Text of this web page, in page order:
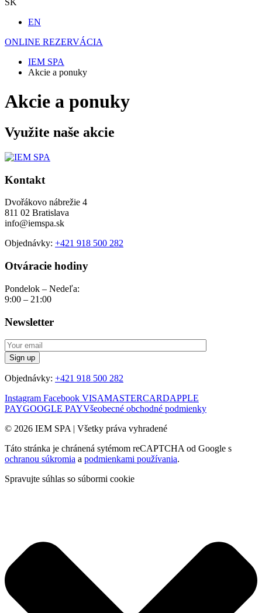
SK
EN
ONLINE REZERVÁCIA
IEM SPA
Akcie a ponuky
Akcie a ponuky
Využite naše akcie
Kontakt
Dvořákovo nábrežie 4
811 02 Bratislava
info@iemspa.sk
Objednávky: +421 918 500 282
Otváracie hodiny
Pondelok – Nedeľa:
9:00 – 21:00
Newsletter
Objednávky: +421 918 500 282
Instagram Facebook VISAMASTERCARDAPPLE
PAYGOOGLE PAYVšeobecné obchodné podmienky
© 2026 IEM SPA | Všetky práva vyhradené
Táto stránka je chránená sytémom reCAPTCHA od Google s
ochranou súkromia a podmienkami používania.
Spravujte súhlas so súbormi cookie